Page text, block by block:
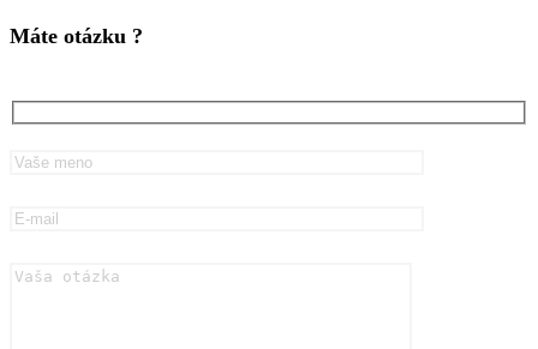
Máte otázku ?